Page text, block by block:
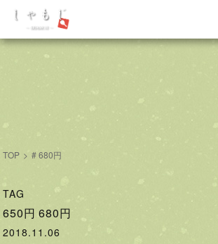
TOP > # 680円
TAG
650円 680円
2018.11.06